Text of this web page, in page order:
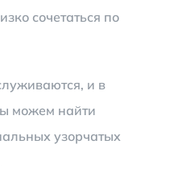
сочетаться по
и в
можем найти
узорчатых